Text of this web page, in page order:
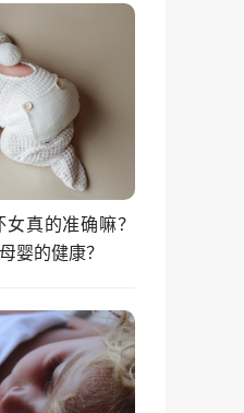
真的准确嘛？
婴的健康？